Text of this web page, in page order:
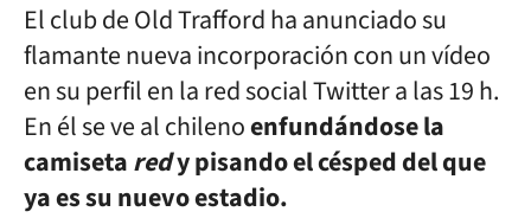
El club de Old Trafford ha anunciado su
flamante nueva incorporación con un vídeo
en su perfil en la red social Twitter a las 19 h.
En él se ve al chilenoenfundándose la
camisetaredy pisando el césped del que
ya es su nuevo estadio.